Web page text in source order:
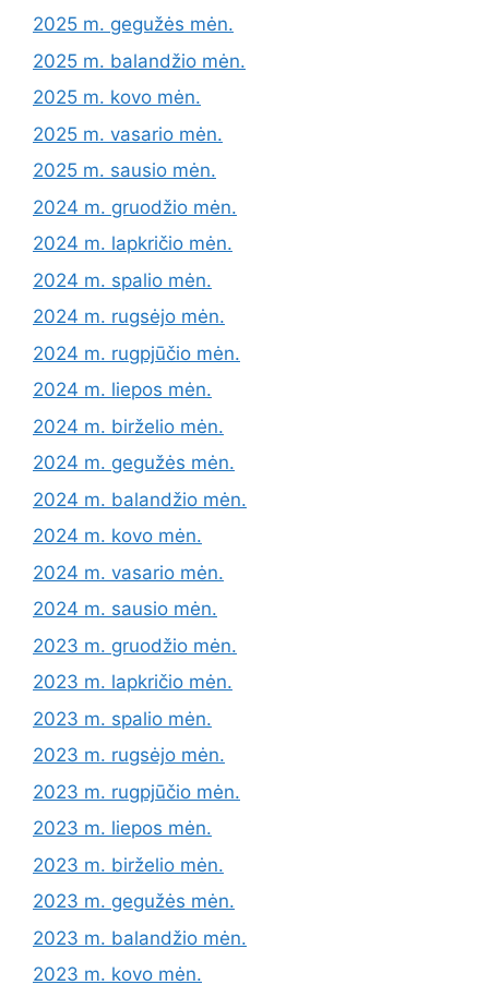
2025 m. gegužės mėn.
2025 m. balandžio mėn.
2025 m. kovo mėn.
2025 m. vasario mėn.
2025 m. sausio mėn.
2024 m. gruodžio mėn.
2024 m. lapkričio mėn.
2024 m. spalio mėn.
2024 m. rugsėjo mėn.
2024 m. rugpjūčio mėn.
2024 m. liepos mėn.
2024 m. birželio mėn.
2024 m. gegužės mėn.
2024 m. balandžio mėn.
2024 m. kovo mėn.
2024 m. vasario mėn.
2024 m. sausio mėn.
2023 m. gruodžio mėn.
2023 m. lapkričio mėn.
2023 m. spalio mėn.
2023 m. rugsėjo mėn.
2023 m. rugpjūčio mėn.
2023 m. liepos mėn.
2023 m. birželio mėn.
2023 m. gegužės mėn.
2023 m. balandžio mėn.
2023 m. kovo mėn.